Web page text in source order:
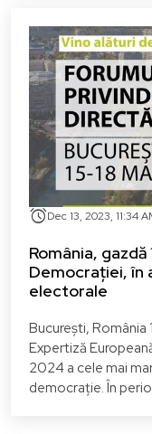
alarmDec 13, 2023, 11:34
România,
Democrației, în
electorale
București,
Expertiză
2024 a cele mai
democrație. În